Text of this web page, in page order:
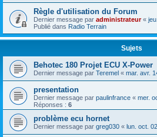
Règle d'utilisation du Forum
Dernier message par administrateur«
Publié dans Radio Terrain
Sujets
Behotec 180 Projet ECU X-Power
Dernier message par Teremel « mar. avr.
presentation
Dernier message par paulinfrance « mer.
Réponses : 6
problème ecu hornet
Dernier message par greg030 « lun. oct.